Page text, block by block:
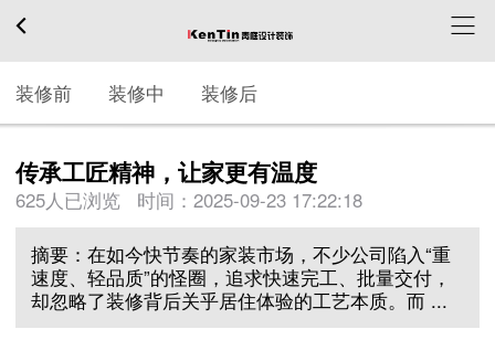
装修前 装修中 装修后
传承工匠精神，让家更有温度
625人已浏览 时间： 2025-09-23 17:22:18
摘要：在如今快节奏的家装市场，不少公司陷入“重
速度、轻品质”的怪圈，追求快速完工、批量交付，
却忽略了装修背后关乎居住体验的工艺本质。而 ...